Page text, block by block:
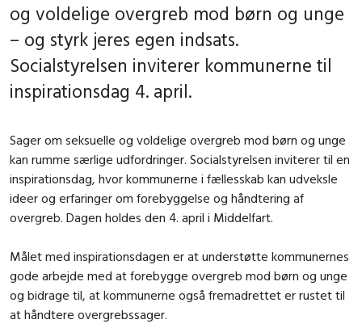
og voldelige overgreb mod børn og unge
– og styrk jeres egen indsats.
Socialstyrelsen inviterer kommunerne til
inspirationsdag 4. april.
Sager om seksuelle og voldelige overgreb mod børn og unge
kan rumme særlige udfordringer. Socialstyrelsen inviterer til en
inspirationsdag, hvor kommunerne i fællesskab kan udveksle
ideer og erfaringer om forebyggelse og håndtering af
overgreb. Dagen holdes den 4. april i Middelfart.
Målet med inspirationsdagen er at understøtte kommunernes
gode arbejde med at forebygge overgreb mod børn og unge
og bidrage til, at kommunerne også fremadrettet er rustet til
at håndtere overgrebssager.